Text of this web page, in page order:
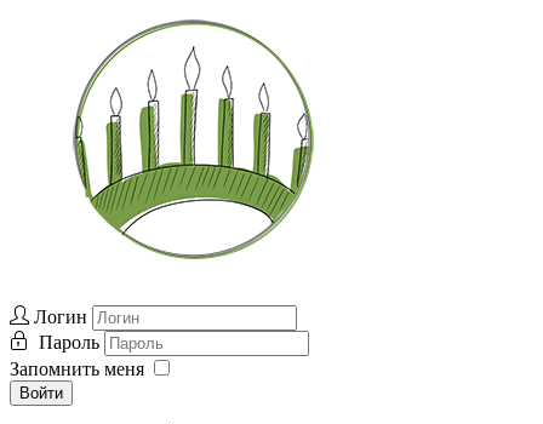
Логин
Пароль
Запомнить меня
Войти